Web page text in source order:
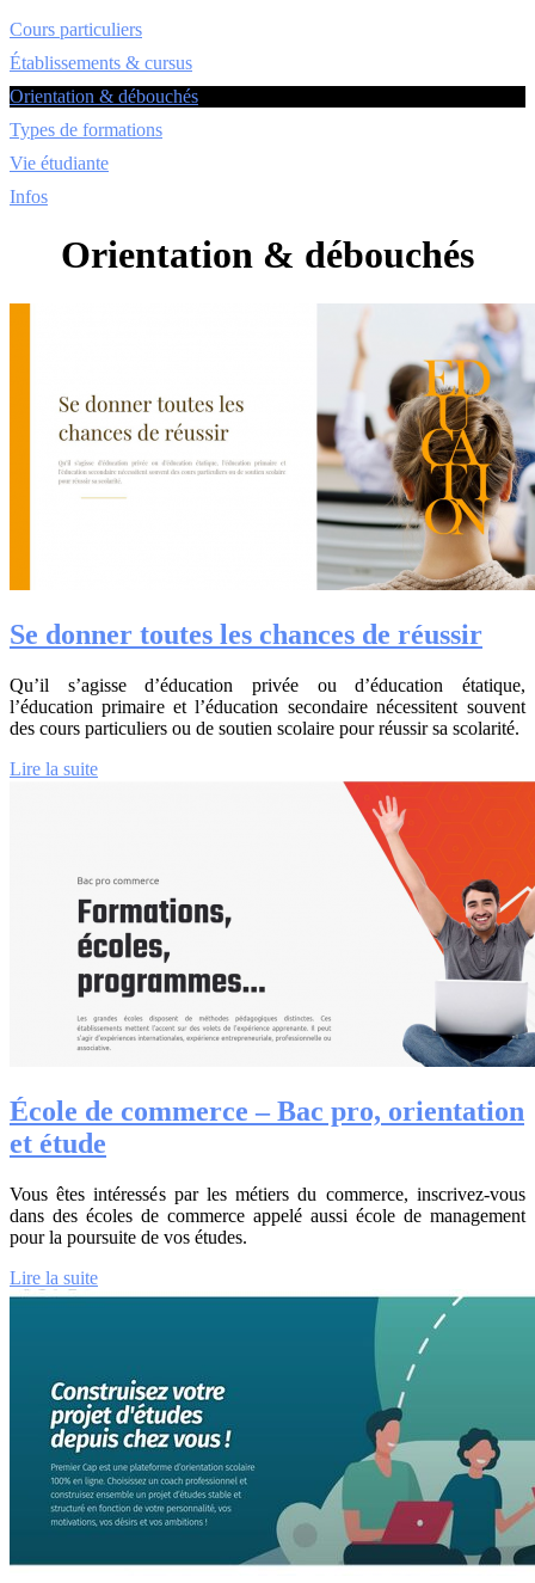
Cours particuliers
Établissements & cursus
Orientation & débouchés
Types de formations
Vie étudiante
Infos
Orientation & débouchés
Se donner toutes les chances de réussir
Qu’il s’agisse d’éducation privée ou d’éducation étatique,
l’éducation primaire et l’éducation secondaire nécessitent souvent
des cours particuliers ou de soutien scolaire pour réussir sa scolarité.
Lire la suite
École de commerce – Bac pro, orientation
et étude
Vous êtes intéressés par les métiers du commerce, inscrivez-vous
dans des écoles de commerce appelé aussi école de management
pour la poursuite de vos études.
Lire la suite